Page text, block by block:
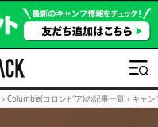
› Columbia(コロンビア)の記事一覧 › キャ